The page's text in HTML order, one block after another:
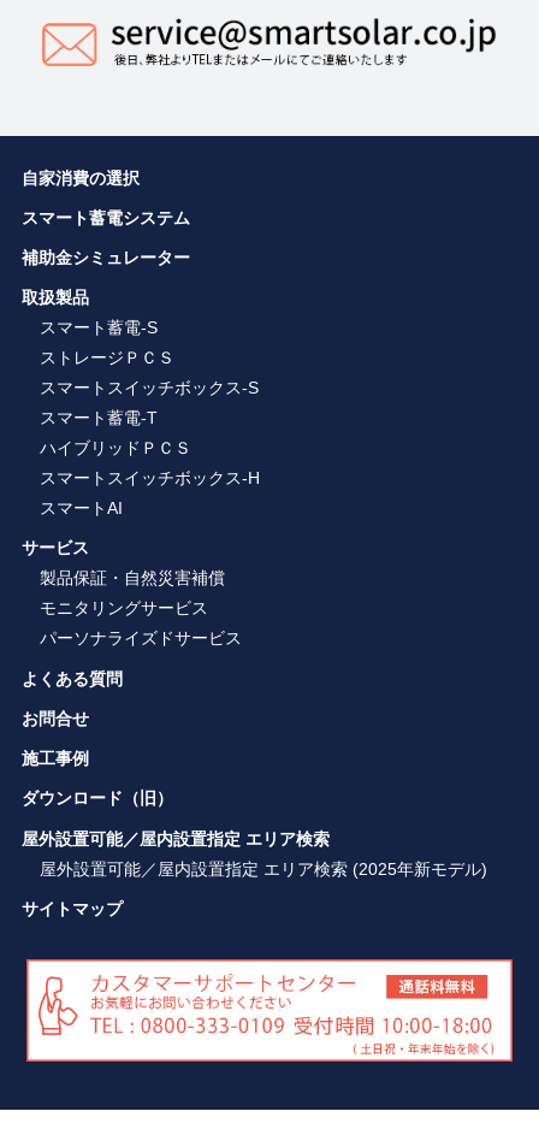
自家消費の選択
スマート蓄電システム
補助金シミュレーター
取扱製品
スマート蓄電-S
ストレージＰＣＳ
スマートスイッチボックス-S
スマート蓄電-T
ハイブリッドＰＣＳ
スマートスイッチボックス-H
スマートAI
サービス
製品保証・自然災害補償
モニタリングサービス
パーソナライズドサービス
よくある質問
お問合せ
施工事例
ダウンロード（旧）
屋外設置可能／屋内設置指定 エリア検索
屋外設置可能／屋内設置指定 エリア検索 (2025年新モデル)
サイトマップ